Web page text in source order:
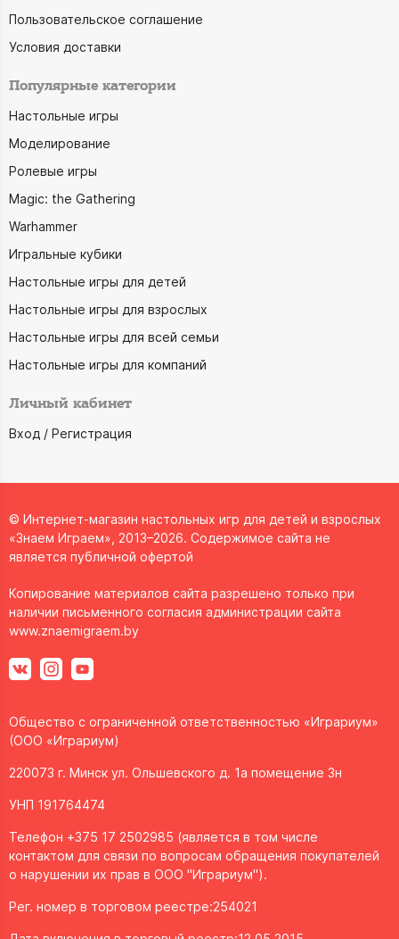
Пользовательское соглашение
Условия доставки
Популярные категории
Настольные игры
Моделирование
Ролевые игры
Magic: the Gathering
Warhammer
Игральные кубики
Настольные игры для детей
Настольные игры для взрослых
Настольные игры для всей семьи
Настольные игры для компаний
Личный кабинет
Вход / Регистрация
© Интернет-магазин настольных игр для детей и взрослых
«Знаем Играем», 2013–2026. Содержимое сайта не
является публичной офертой
Копирование материалов сайта разрешено только при
наличии письменного согласия администрации сайта
www.znaemigraem.by
Общество с ограниченной ответственностью «Играриум»
(ООО «Играриум)
220073 г. Минск ул. Ольшевского д. 1а помещение 3н
УНП 191764474
Телефон +375 17 2502985 (является в том числе
контактом для связи по вопросам обращения покупателей
о нарушении их прав в ООО "Играриум").
Рег. номер в торговом реестре:254021